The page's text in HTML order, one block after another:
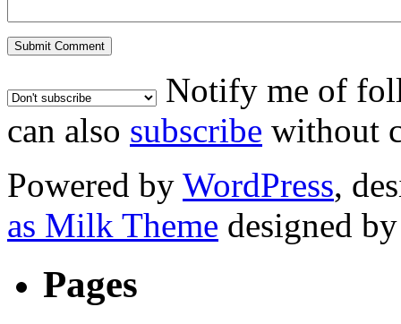
Notify me of
can also subscribe without
Powered by WordPress,
as Milk Theme designed
Pages